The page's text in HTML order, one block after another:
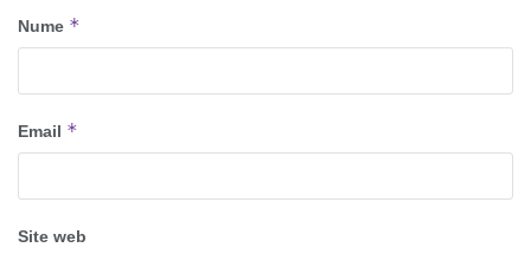
Nume *
Email *
Site web